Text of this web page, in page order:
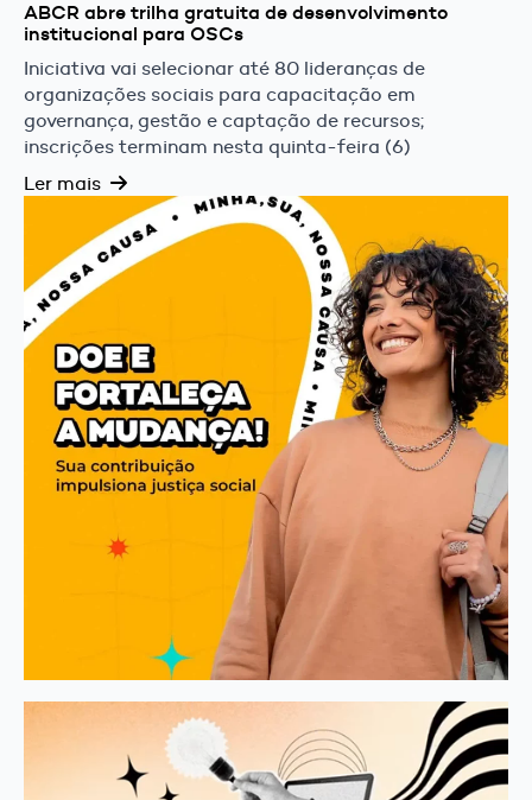
ABCR abre trilha gratuita de desenvolvimento
institucional para OSCs
Iniciativa vai selecionar até 80 lideranças de
organizações sociais para capacitação em
governança, gestão e captação de recursos;
inscrições terminam nesta quinta-feira (6)
Ler mais